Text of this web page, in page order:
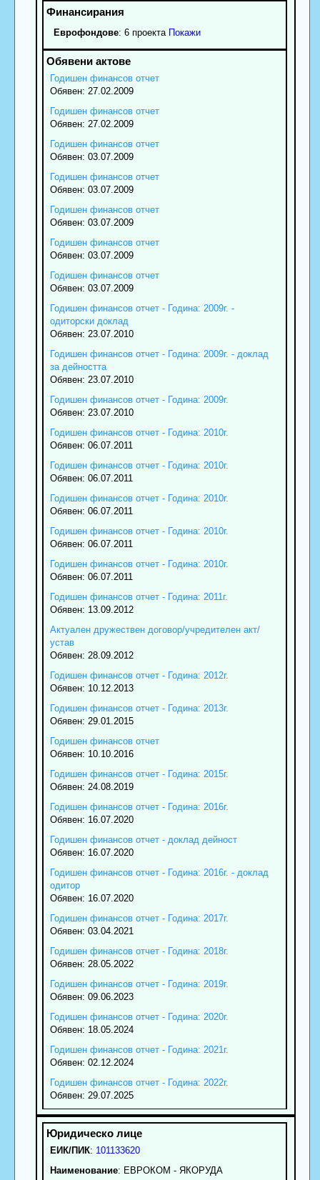
Еврофондове: 6 проекта Покажи
Годишен финансов отчет
Обявен: 27.02.2009
Годишен финансов отчет
Обявен: 27.02.2009
Годишен финансов отчет
Обявен: 03.07.2009
Годишен финансов отчет
Обявен: 03.07.2009
Годишен финансов отчет
Обявен: 03.07.2009
Годишен финансов отчет
Обявен: 03.07.2009
Годишен финансов отчет
Обявен: 03.07.2009
Годишен финансов отчет - Година: 2009г. -
одиторски доклад
Обявен: 23.07.2010
Годишен финансов отчет - Година: 2009г. - доклад
за дейността
Обявен: 23.07.2010
Годишен финансов отчет - Година: 2009г.
Обявен: 23.07.2010
Годишен финансов отчет - Година: 2010г.
Обявен: 06.07.2011
Годишен финансов отчет - Година: 2010г.
Обявен: 06.07.2011
Годишен финансов отчет - Година: 2010г.
Обявен: 06.07.2011
Годишен финансов отчет - Година: 2010г.
Обявен: 06.07.2011
Годишен финансов отчет - Година: 2010г.
Обявен: 06.07.2011
Годишен финансов отчет - Година: 2011г.
Обявен: 13.09.2012
Актуален дружествен договор/учредителен акт/
устав
Обявен: 28.09.2012
Годишен финансов отчет - Година: 2012г.
Обявен: 10.12.2013
Годишен финансов отчет - Година: 2013г.
Обявен: 29.01.2015
Годишен финансов отчет
Обявен: 10.10.2016
Годишен финансов отчет - Година: 2015г.
Обявен: 24.08.2019
Годишен финансов отчет - Година: 2016г.
Обявен: 16.07.2020
Годишен финансов отчет - доклад дейност
Обявен: 16.07.2020
Годишен финансов отчет - Година: 2016г. - доклад
одитор
Обявен: 16.07.2020
Годишен финансов отчет - Година: 2017г.
Обявен: 03.04.2021
Годишен финансов отчет - Година: 2018г.
Обявен: 28.05.2022
Годишен финансов отчет - Година: 2019г.
Обявен: 09.06.2023
Годишен финансов отчет - Година: 2020г.
Обявен: 18.05.2024
Годишен финансов отчет - Година: 2021г.
Обявен: 02.12.2024
Годишен финансов отчет - Година: 2022г.
Обявен: 29.07.2025
ЕИК/ПИК: 101133620
Наименование: ЕВРОКОМ - ЯКОРУДА